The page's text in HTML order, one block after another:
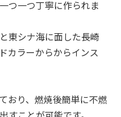
つ一つ丁寧に作られま
東シナ海に面した長崎
カラーからからインス
おり、燃焼後簡単に不燃